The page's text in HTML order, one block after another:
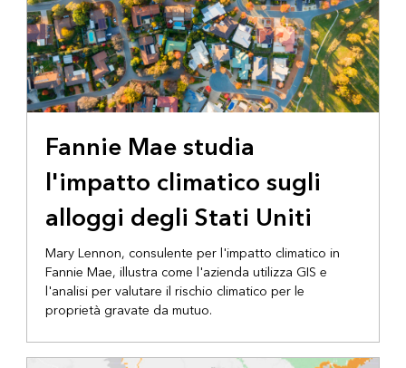
Fannie Mae studia
l'impatto climatico sugli
alloggi degli Stati Uniti
Mary Lennon, consulente per l'impatto climatico in
Fannie Mae, illustra come l'azienda utilizza GIS e
l'analisi per valutare il rischio climatico per le
proprietà gravate da mutuo.